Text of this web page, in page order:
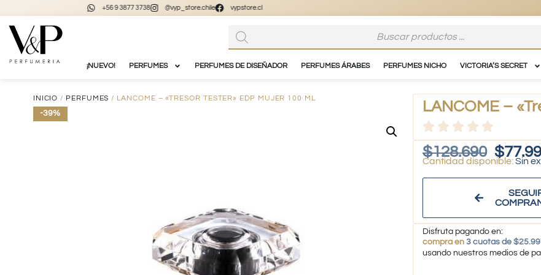
@vyp_store.chile vypstore.cl
¡NUEVO! PERFUMES PERFUMES DE DISEÑADOR PERFUMES ÁRABES PERFUMES NICHO VICTORIA’S SECRET
INICIO / PERFUMES / LANCOME – «TRESOR TESTER» EDP MUJER 100 ML
-39% LANCOME –
$128.690 $
Sin
Disfruta pagando en:
compra en 3 cuotas de
usando nuestros medios de